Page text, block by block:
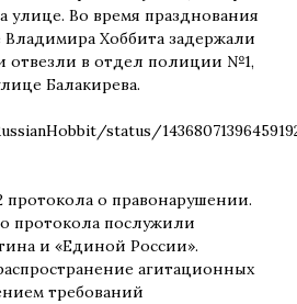
улице. Во время празднования
Хоббита задержали
отвезли в отдел полиции №1,
Балакирева.
status/
о правонарушении.
протокола послужили
и «Единой России».
агитационных
требований